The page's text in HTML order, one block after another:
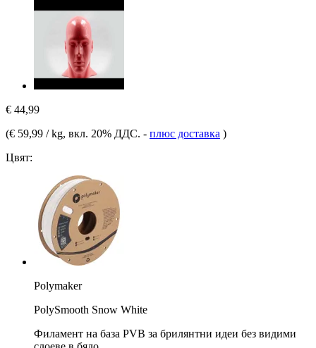
€ 44,99
(€ 59,99 / kg, вкл. 20% ДДС. - плюс доставка )
Цвят:
Polymaker
PolySmooth Snow White
Филамент на база PVB за брилянтни идеи без видими